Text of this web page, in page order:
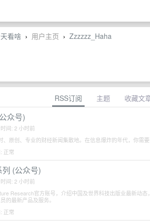
看啥 › 用户主页 › Zzzzzz_Haha
RSS订阅 主题 收藏文
众号)
间: 2 小时前
、原创、专业的财经新闻集散地。在信息爆炸的年代，你需
正常
列 (公众号)
间: 2 小时前
Research官方账号，介绍中国及世界科技出版业最新动
的最新产品及服务。
正常